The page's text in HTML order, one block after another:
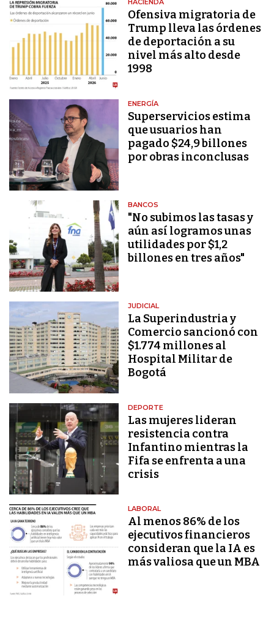
HACIENDA
Ofensiva migratoria de
Trump lleva las órdenes
de deportación a su
nivel más alto desde
1998
ENERGÍA
Superservicios estima
que usuarios han
pagado $24,9 billones
por obras inconclusas
BANCOS
"No subimos las tasas y
aún así logramos unas
utilidades por $1,2
billones en tres años"
JUDICIAL
La Superindustria y
Comercio sancionó con
$1.774 millones al
Hospital Militar de
Bogotá
DEPORTE
Las mujeres lideran
resistencia contra
Infantino mientras la
Fifa se enfrenta a una
crisis
LABORAL
Al menos 86% de los
ejecutivos financieros
consideran que la IA es
más valiosa que un MBA